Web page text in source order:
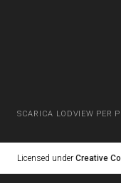
SCARICA LODVIEW PER
Licensed under Creative